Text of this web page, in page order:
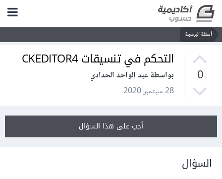
أسئلة البرمجة
0
التحكم في تنسيقات CKEDITOR4
بواسطة عبد الواحد الحدادي
28 سبتمبر 2020
أجب على هذا السؤال
السؤال